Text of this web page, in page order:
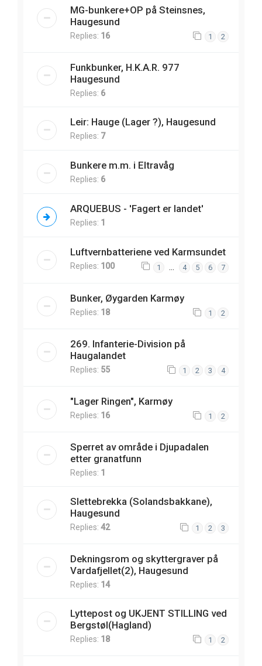
MG-bunkere+OP på Steinsnes,
Haugesund
Replies: 16 1 2
Funkbunker, H.K.A.R. 977
Haugesund
Replies: 6
Leir: Hauge (Lager ?), Haugesund
Replies: 7
Bunkere m.m. i Eltravåg
Replies: 6
ARQUEBUS - 'Fagert er landet'
Replies: 1
Luftvernbatteriene ved Karmsundet
Replies: 100 1 4 5 6 7
Bunker, Øygarden Karmøy
Replies: 18 1 2
269. Infanterie-Division på
Haugalandet
Replies: 55 1 2 3 4
"Lager Ringen", Karmøy
Replies: 16 1 2
Sperret av område i Djupadalen
etter granatfunn
Replies: 1
Slettebrekka (Solandsbakkane),
Haugesund
Replies: 42 1 2 3
Dekningsrom og skyttergraver på
Vardafjellet(2), Haugesund
Replies: 14
Lyttepost og UKJENT STILLING ved
Bergstøl(Hagland)
Replies: 18 1 2